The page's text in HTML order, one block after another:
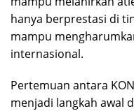
hanya berprestasi di
mampu
internasional.
Pertemuan antara
menjadi langkah awal